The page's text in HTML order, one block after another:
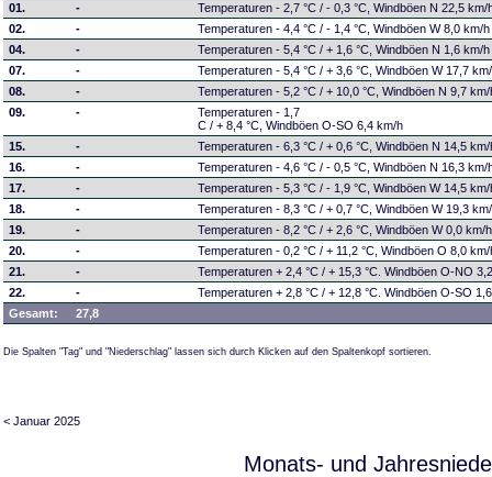
01.
-
Temperaturen - 2,7 °C / - 0,3 °C, Windböen N 22,5 km/
02.
-
Temperaturen - 4,4 °C / - 1,4 °C, Windböen W 8,0 km/h
04.
-
Temperaturen - 5,4 °C / + 1,6 °C, Windböen N 1,6 km/h
07.
-
Temperaturen - 5,4 °C / + 3,6 °C, Windböen W 17,7
08.
-
Temperaturen - 5,2 °C / + 10,0 °C, Windböen N 9,7
09.
-
Temperaturen - 1,7
C / + 8,4 °C, Windböen O-SO 6,4 km/h
15.
-
Temperaturen - 6,3 °C / + 0,6 °C, Windböen N 14,5
16.
-
Temperaturen - 4,6 °C / - 0,5 °C, Windböen N 16,3 km/
17.
-
Temperaturen - 5,3 °C / - 1,9 °C, Windböen W 14,5
18.
-
Temperaturen - 8,3 °C / + 0,7 °C, Windböen W 19,3
19.
-
Temperaturen - 8,2 °C / + 2,6 °C, Windböen W 0,0 km/h
20.
-
Temperaturen - 0,2 °C / + 11,2 °C, Windböen O 8,0
21.
-
Temperaturen + 2,4 °C / + 15,3 °C. Windböen O-NO
22.
-
Temperaturen + 2,8 °C / + 12,8 °C. Windböen O-SO
Gesamt:
27,8
Die Spalten "Tag" und "Niederschlag" lassen sich durch Klicken auf den Spaltenkopf sortieren.
< Januar 2025
Monats- und